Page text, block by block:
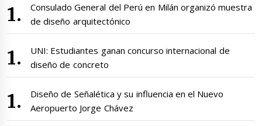
Consulado General del Perú en Milán organizó muestra
de diseño arquitectónico
UNI: Estudiantes ganan concurso internacional de
diseño de concreto
Diseño de Señalética y su influencia en el Nuevo
Aeropuerto Jorge Chávez